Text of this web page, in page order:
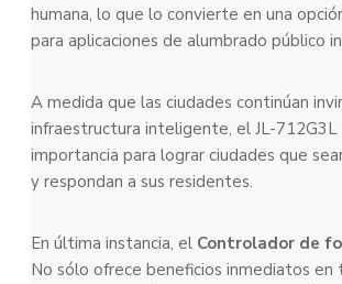
humana, lo que lo convierte en una
para aplicaciones de alumbrado público
A medida que las ciudades continúan
infraestructura inteligente, el JL-712G3L
importancia para lograr ciudades que
y respondan a sus residentes.
En última instancia, el Controlador de
No sólo ofrece beneficios inmediatos en